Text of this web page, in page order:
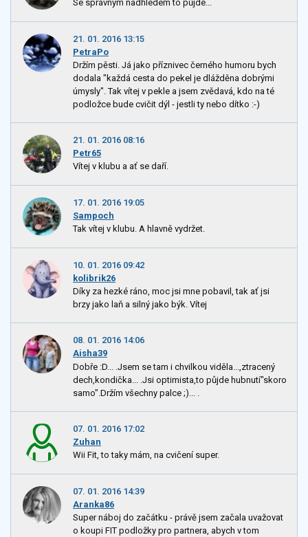
Se správným nadhledem to půjde...
21. 01. 2016 13:15
PetraPo
Držím pěsti. Já jako příznivec černého humoru bych
dodala "každá cesta do pekel je dlážděna dobrými
úmysly". Tak vítej v pekle a jsem zvědavá, kdo na té
podložce bude cvičit dýl - jestli ty nebo dítko :-)
21. 01. 2016 08:16
Petr65
Vítej v klubu a ať se daří.
17. 01. 2016 19:05
Sampoch
Tak vítej v klubu. A hlavně vydržet.
10. 01. 2016 09:42
kolibrik26
Díky za hezké ráno, moc jsi mne pobavil, tak ať jsi
brzy jako laň a silný jako býk. Vítej
08. 01. 2016 14:06
Aisha39
Dobře :D... .Jsem se tam i chvilkou viděla...,ztracený
dech,kondička... .Jsi optimista,to půjde hubnutí"skoro
samo".Držím všechny palce ;)... .
07. 01. 2016 17:02
Zuhan
Wii Fit, to taky mám, na cvičení super.
07. 01. 2016 14:39
Aranka86
Super náboj do začátku - právě jsem začala uvažovat
o koupi FIT podložky pro partnera, abych v tom